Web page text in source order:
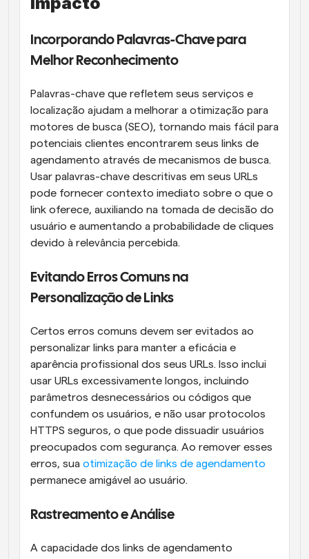
Incorporando Palavras-Chave para
Melhor Reconhecimento
Palavras-chave que refletem seus serviços e
localização ajudam a melhorar a otimização para
motores de busca (SEO), tornando mais fácil para
potenciais clientes encontrarem seus links de
agendamento através de mecanismos de busca.
Usar palavras-chave descritivas em seus URLs
pode fornecer contexto imediato sobre o que o
link oferece, auxiliando na tomada de decisão do
usuário e aumentando a probabilidade de cliques
devido à relevância percebida.
Evitando Erros Comuns na
Personalização de Links
Certos erros comuns devem ser evitados ao
personalizar links para manter a eficácia e
aparência profissional dos seus URLs. Isso inclui
usar URLs excessivamente longos, incluindo
parâmetros desnecessários ou códigos que
confundem os usuários, e não usar protocolos
HTTPS seguros, o que pode dissuadir usuários
preocupados com segurança. Ao remover esses
erros, sua otimização de links de agendamento
permanece amigável ao usuário.
Rastreamento e Análise
A capacidade dos links de agendamento